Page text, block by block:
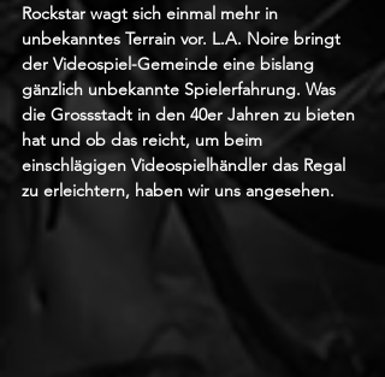
Rockstar wagt sich einmal mehr in
unbekanntes Terrain vor. L.A. Noire bringt
der Videospiel-Gemeinde eine bislang
gänzlich unbekannte Spielerfahrung. Was
die Grossstadt in den 40er Jahren zu bieten
hat und ob das reicht, um beim
einschlägigen Videospielhändler das Regal
zu erleichtern, haben wir uns angesehen.